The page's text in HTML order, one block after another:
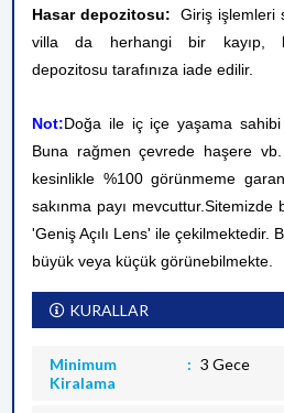
Hasar depozitosu: Giriş işlemleri
villa da herhangi bir kayıp,
depozitosu tarafınıza iade edilir.
Not:Doğa ile iç içe yaşama sahibi
Buna rağmen çevrede haşere vb.
kesinlikle %100 görünmeme
sakınma payı mevcuttur.Sitemizde
'Geniş Açılı Lens' ile
büyük veya küçük görünebilmekte.
KURALLAR
Minimum
Kiralama
3 Gece